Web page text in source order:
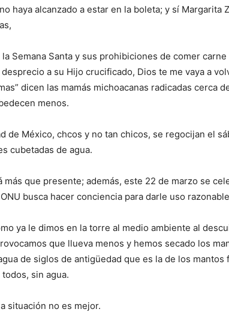
haya alcanzado a estar en la boleta; y sí Margarita
Semana Santa y sus prohibiciones de comer
a su Hijo crucificado, Dios te me vaya a
dicen las mamás michoacanas radicadas cerca
menos.
de México, chcos y no tan chicos, se regocijan el
cubetadas de agua.
más que presente; además, este 22 de marzo se
busca hacer conciencia para darle uso
ya le dimos en la torre al medio ambiente al
que llueva menos y hemos secado los
de siglos de antigüedad que es la de los mantos
sin agua.
situación no es mejor.